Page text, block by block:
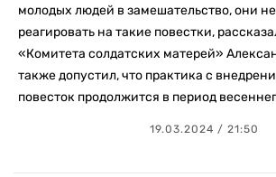
молодых людей в замешательство, они
реагировать на такие повестки,
«Комитета солдатских матерей»
также допустил, что практика с
повесток продолжится в период
19.03.2024 / 21:50